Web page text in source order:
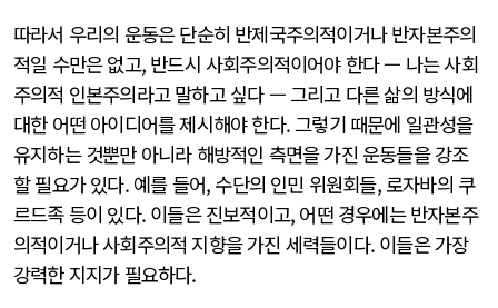
따라서 우리의 운동은 단순히 반제국주의적이거나 반자본주의
적일 수만은 없고, 반드시 사회주의적이어야 한다 — 나는 사회
주의적 인본주의라고 말하고 싶다 — 그리고 다른 삶의 방식에
대한 어떤 아이디어를 제시해야 한다. 그렇기 때문에 일관성을
유지하는 것뿐만 아니라 해방적인 측면을 가진 운동들을 강조
할 필요가 있다. 예를 들어, 수단의 인민 위원회들, 로자바의 쿠
르드족 등이 있다. 이들은 진보적이고, 어떤 경우에는 반자본주
의적이거나 사회주의적 지향을 가진 세력들이다. 이들은 가장
강력한 지지가 필요하다.